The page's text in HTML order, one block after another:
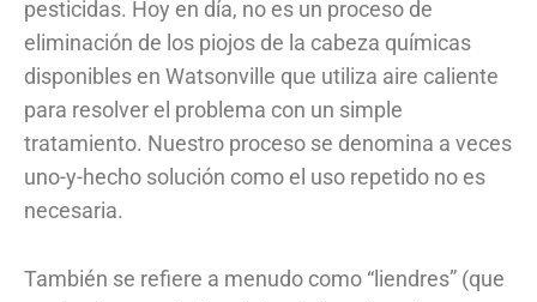
pesticidas. Hoy en día, no es un proceso de
eliminación de los piojos de la cabeza químicas
disponibles en Watsonville que utiliza aire caliente
para resolver el problema con un simple
tratamiento. Nuestro proceso se denomina a veces
uno-y-hecho solución como el uso repetido no es
necesaria.
También se refiere a menudo como “liendres” (que